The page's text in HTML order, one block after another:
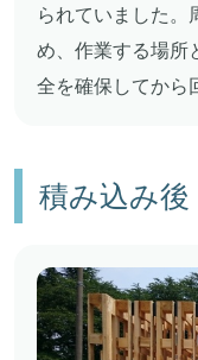
られていました。
め、作業する場所
全を確保してから
積み込み